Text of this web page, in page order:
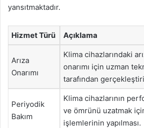
yansıtmaktadır.
Hizmet Türü Açıklama
Arıza
Onarımı
Klima cihazlarındaki
onarımı için uzman
tarafından
Periyodik
Bakım
Klima cihazlarının
ve ömrünü uzatmak
işlemlerinin yapılması.